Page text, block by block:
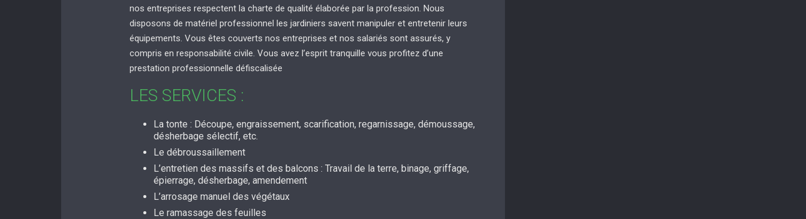
nos entreprises respectent la charte de qualité élaborée par la profession. Nous
disposons de matériel professionnel les jardiniers savent manipuler et entretenir leurs
équipements. Vous êtes couverts nos entreprises et nos salariés sont assurés, y
compris en responsabilité civile. Vous avez l’esprit tranquille vous profitez d’une
prestation professionnelle défiscalisée
LES SERVICES :
La tonte : Découpe, engraissement, scarification, regarnissage, démoussage,
désherbage sélectif, etc.
Le débroussaillement
L’entretien des massifs et des balcons : Travail de la terre, binage, griffage,
épierrage, désherbage, amendement
L’arrosage manuel des végétaux
Le ramassage des feuilles